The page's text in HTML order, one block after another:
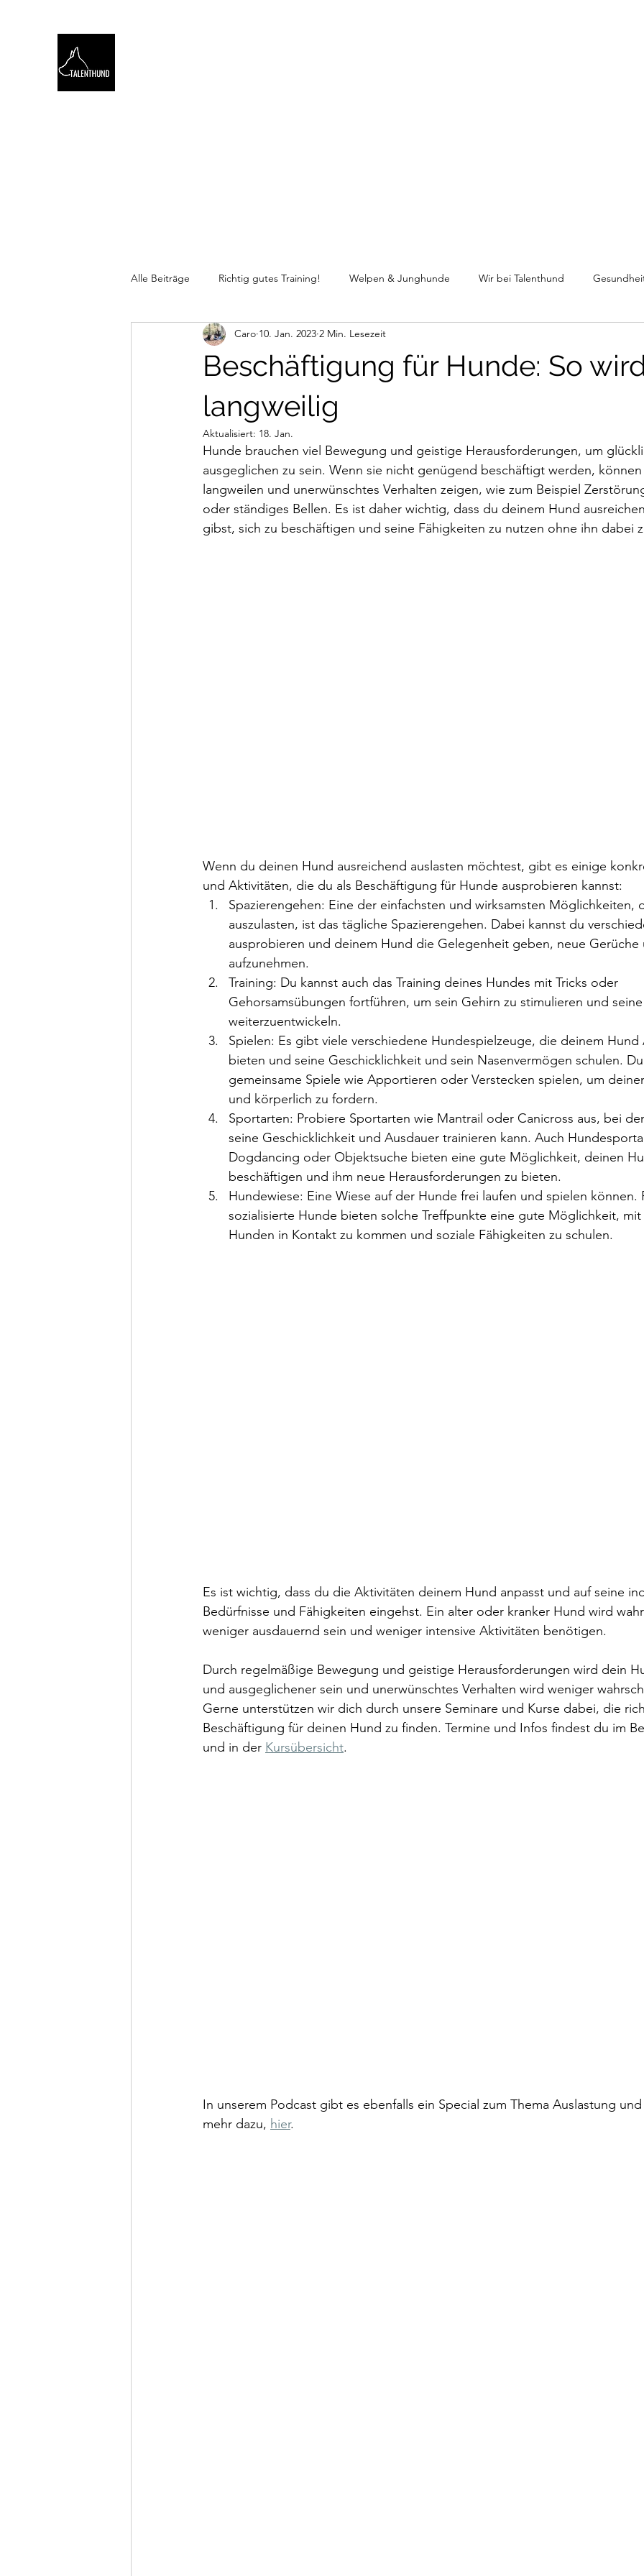
Alle Beiträge Richtig gutes Training! Welpen & Junghunde Wir bei Talenthund
Abenteuer Mantrailing nur via Link
Beschäftigung für Hunde: So
langweilig
Caro 10. Jan. 2023 2 Min. Lesezeit
Aktualisiert: 18. Jan.
Hunde brauchen viel Bewegung und geistige Herausforderungen, um
ausgeglichen zu sein. Wenn sie nicht genügend beschäftigt werden, können
langweilen und unerwünschtes Verhalten zeigen, wie zum Beispiel
oder ständiges Bellen. Es ist daher wichtig, dass du deinem Hund
gibst, sich zu beschäftigen und seine Fähigkeiten zu nutzen ohne ihn dabei
Wenn du deinen Hund ausreichend auslasten möchtest, gibt es einige
und Aktivitäten, die du als Beschäftigung für Hunde ausprobieren kannst:
Spazierengehen: Eine der einfachsten und wirksamsten Möglichkeiten,
auszulasten, ist das tägliche Spazierengehen. Dabei kannst du
ausprobieren und deinem Hund die Gelegenheit geben, neue Gerüche
aufzunehmen.
Training: Du kannst auch das Training deines Hundes mit Tricks oder
Gehorsamsübungen fortführen, um sein Gehirn zu stimulieren und
weiterzuentwickeln.
Spielen: Es gibt viele verschiedene Hundespielzeuge, die deinem Hund
bieten und seine Geschicklichkeit und sein Nasenvermögen schulen.
gemeinsame Spiele wie Apportieren oder Verstecken spielen, um
und körperlich zu fordern.
Sportarten: Probiere Sportarten wie Mantrail oder Canicross aus, bei
seine Geschicklichkeit und Ausdauer trainieren kann. Auch
Dogdancing oder Objektsuche bieten eine gute Möglichkeit, deinen
beschäftigen und ihm neue Herausforderungen zu bieten.
Hundewiese: Eine Wiese auf der Hunde frei laufen und spielen können.
sozialisierte Hunde bieten solche Treffpunkte eine gute Möglichkeit, mit
Hunden in Kontakt zu kommen und soziale Fähigkeiten zu schulen.
Es ist wichtig, dass du die Aktivitäten deinem Hund anpasst und auf seine
Bedürfnisse und Fähigkeiten eingehst. Ein alter oder kranker Hund wird
weniger ausdauernd sein und weniger intensive Aktivitäten benötigen.
Durch regelmäßige Bewegung und geistige Herausforderungen wird dein
und ausgeglichener sein und unerwünschtes Verhalten wird weniger
Gerne unterstützen wir dich durch unsere Seminare und Kurse dabei, die
Beschäftigung für deinen Hund zu finden. Termine und Infos findest du im
und in der Kursübersicht.
In unserem Podcast gibt es ebenfalls ein Special zum Thema Auslastung
mehr dazu, hier.